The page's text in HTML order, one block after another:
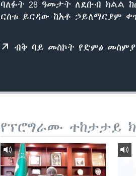
ባለፉት 28 ዓመታት ለደቡብ ክልል
ርስቱ ይርዳው ከአቶ ኃይለማርያም
ብቅ ባይ መስኮት የድምፅ መስምያ
የፕሮግራሙ ተከታታይ